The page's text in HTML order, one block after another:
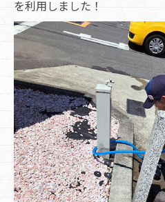
を利用しました！